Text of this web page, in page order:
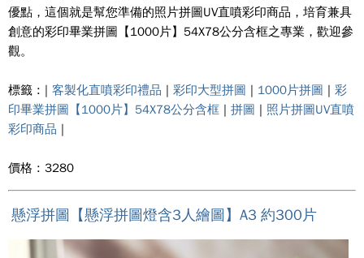
優點，這個就是幫您準備的照片拼圖UV直噴彩印商品，培育兼具
創意的彩印畢業拼圖【1000片】54X78公分含框之專業，歡迎參
觀。
標籤 : | 客製化直噴彩印禮品 | 彩印大型拼圖 | 1000片拼圖 | 彩
印畢業拼圖【1000片】54X78公分含框 | 拼圖 | 照片拼圖UV直噴
彩印商品 |
價格 : 3280
懸浮拼圖【懸浮拼圖燈含3人繪圖】A3 約300片